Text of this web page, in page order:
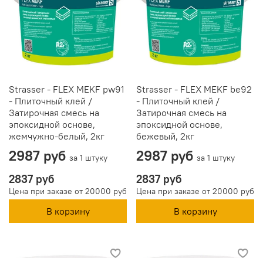
Strasser - FLEX MEKF pw91
- Плиточный клей /
Затирочная смесь на
эпоксидной основе,
жемчужно-белый, 2кг
2987 руб за 1 штуку
2837 руб
Цена при заказе от 20000 руб
В корзину
Strasser - FLEX MEKF be92
- Плиточный клей /
Затирочная смесь на
эпоксидной основе,
бежевый, 2кг
2987 руб за 1 штуку
2837 руб
Цена при заказе от 20000 руб
В корзину